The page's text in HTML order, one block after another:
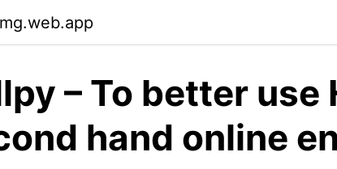
– To better use
hand online